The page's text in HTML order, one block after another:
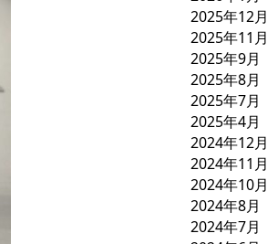
2025年12月
2025年11月
2025年9月
2025年8月
2025年7月
2025年4月
2024年12月
2024年11月
2024年10月
2024年8月
2024年7月